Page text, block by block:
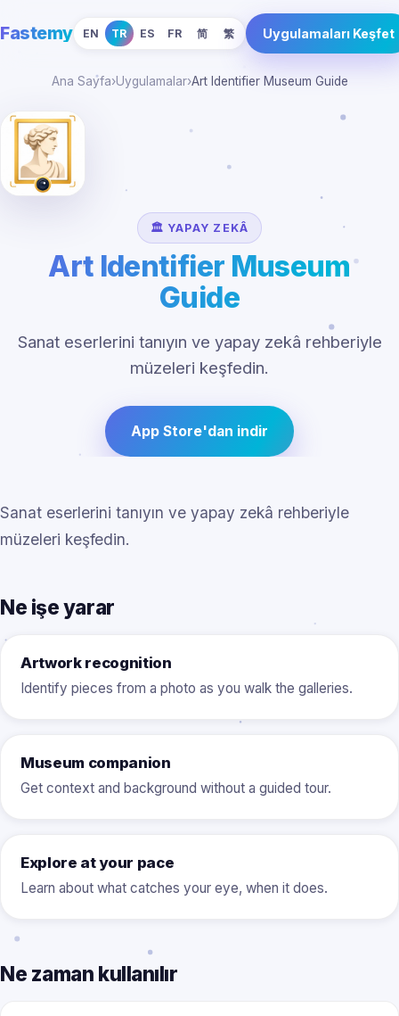
Fastemy EN TR ES FR 简 繁 Uygulamaları Keşfet
Ana Sayfa›Uygulamalar›Art Identifier Museum Guide
🏛️ YAPAY ZEKÂ
Art Identifier Museum
Guide
Sanat eserlerini tanıyın ve yapay zekâ rehberiyle
müzeleri keşfedin.
App Store'dan indir
Sanat eserlerini tanıyın ve yapay zekâ rehberiyle
müzeleri keşfedin.
Ne işe yarar
Artwork recognition
Identify pieces from a photo as you walk the galleries.
Museum companion
Get context and background without a guided tour.
Explore at your pace
Learn about what catches your eye, when it does.
Ne zaman kullanılır